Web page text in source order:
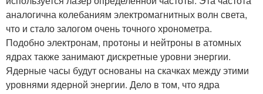
аналогична колебаниям электромагнитных волн света,
что и стало залогом очень точного хронометра.
Подобно электронам, протоны и нейтроны в атомных
ядрах также занимают дискретные уровни энергии.
Ядерные часы будут основаны на скачках между этими
уровнями ядерной энергии. Дело в том, что ядра